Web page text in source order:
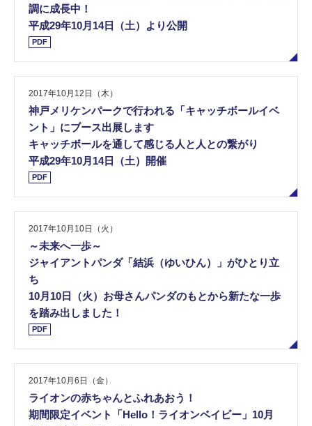
調に成長中！
平成29年10月14日（土）より公開
PDF
2017年10月12日（木）
神戸メリケンパークで行われる「キャッチボールイベ
ント」にブース出展します
キャッチボールを通して感じる人と人との繋がり
平成29年10月14日（土）開催
PDF
2017年10月10日（火）
～未来へ一歩～
ジャイアントパンダ「結浜（ゆいひん）」がひとり立
ち
10月10日（火）お母さんパンダのもとから新たな一歩
を踏み出しました！
PDF
2017年10月6日（金）
ライオンの赤ちゃんとふれあおう！
期間限定イベント「Hello！ライオンベイビー」10月